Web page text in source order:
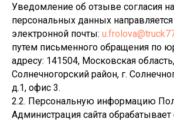
Уведомление об отзыве согласия
персональных данных
электронной почты:
путем письменного обращения по
адресу: 141504, Московская область,
Солнечногорский район, г.
д.1, офис 3.
2.2. Персональную информацию
Администрация сайта